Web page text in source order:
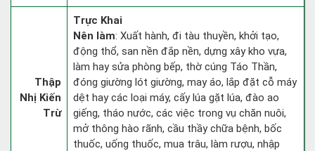
Thập
Nhị Kiến
Trừ
Trực Khai
Nên làm: Xuất hành, đi tàu thuyền, khởi tạo,
động thổ, san nền đắp nền, dựng xây kho vựa,
làm hay sửa phòng bếp, thờ cúng Táo Thần,
đóng giường lót giường, may áo, lắp đặt cỗ máy
dệt hay các loại máy, cấy lúa gặt lúa, đào ao
giếng, tháo nước, các việc trong vụ chăn nuôi,
mở thông hào rãnh, cầu thầy chữa bệnh, bốc
thuốc, uống thuốc, mua trâu, làm rượu, nhập